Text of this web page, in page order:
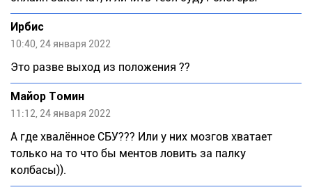
Ирбис
10:40, 24 января 2022
Это разве выход из положения ??
Майор Томин
11:12, 24 января 2022
А где хвалённое СБУ??? Или у них мозгов хватает
только на то что бы ментов ловить за палку
колбасы)).